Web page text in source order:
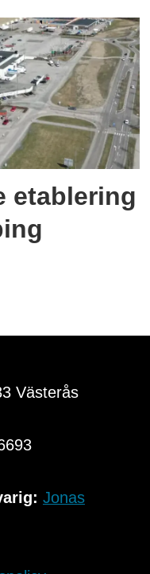
etablering
Västerås
Jonas